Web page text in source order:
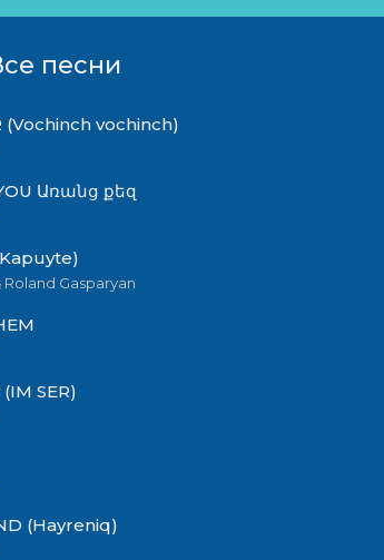
песни
(Vochinch vochinch)
Առանց քեզ
Roland Gasparyan
SER)
(Hayreniq)